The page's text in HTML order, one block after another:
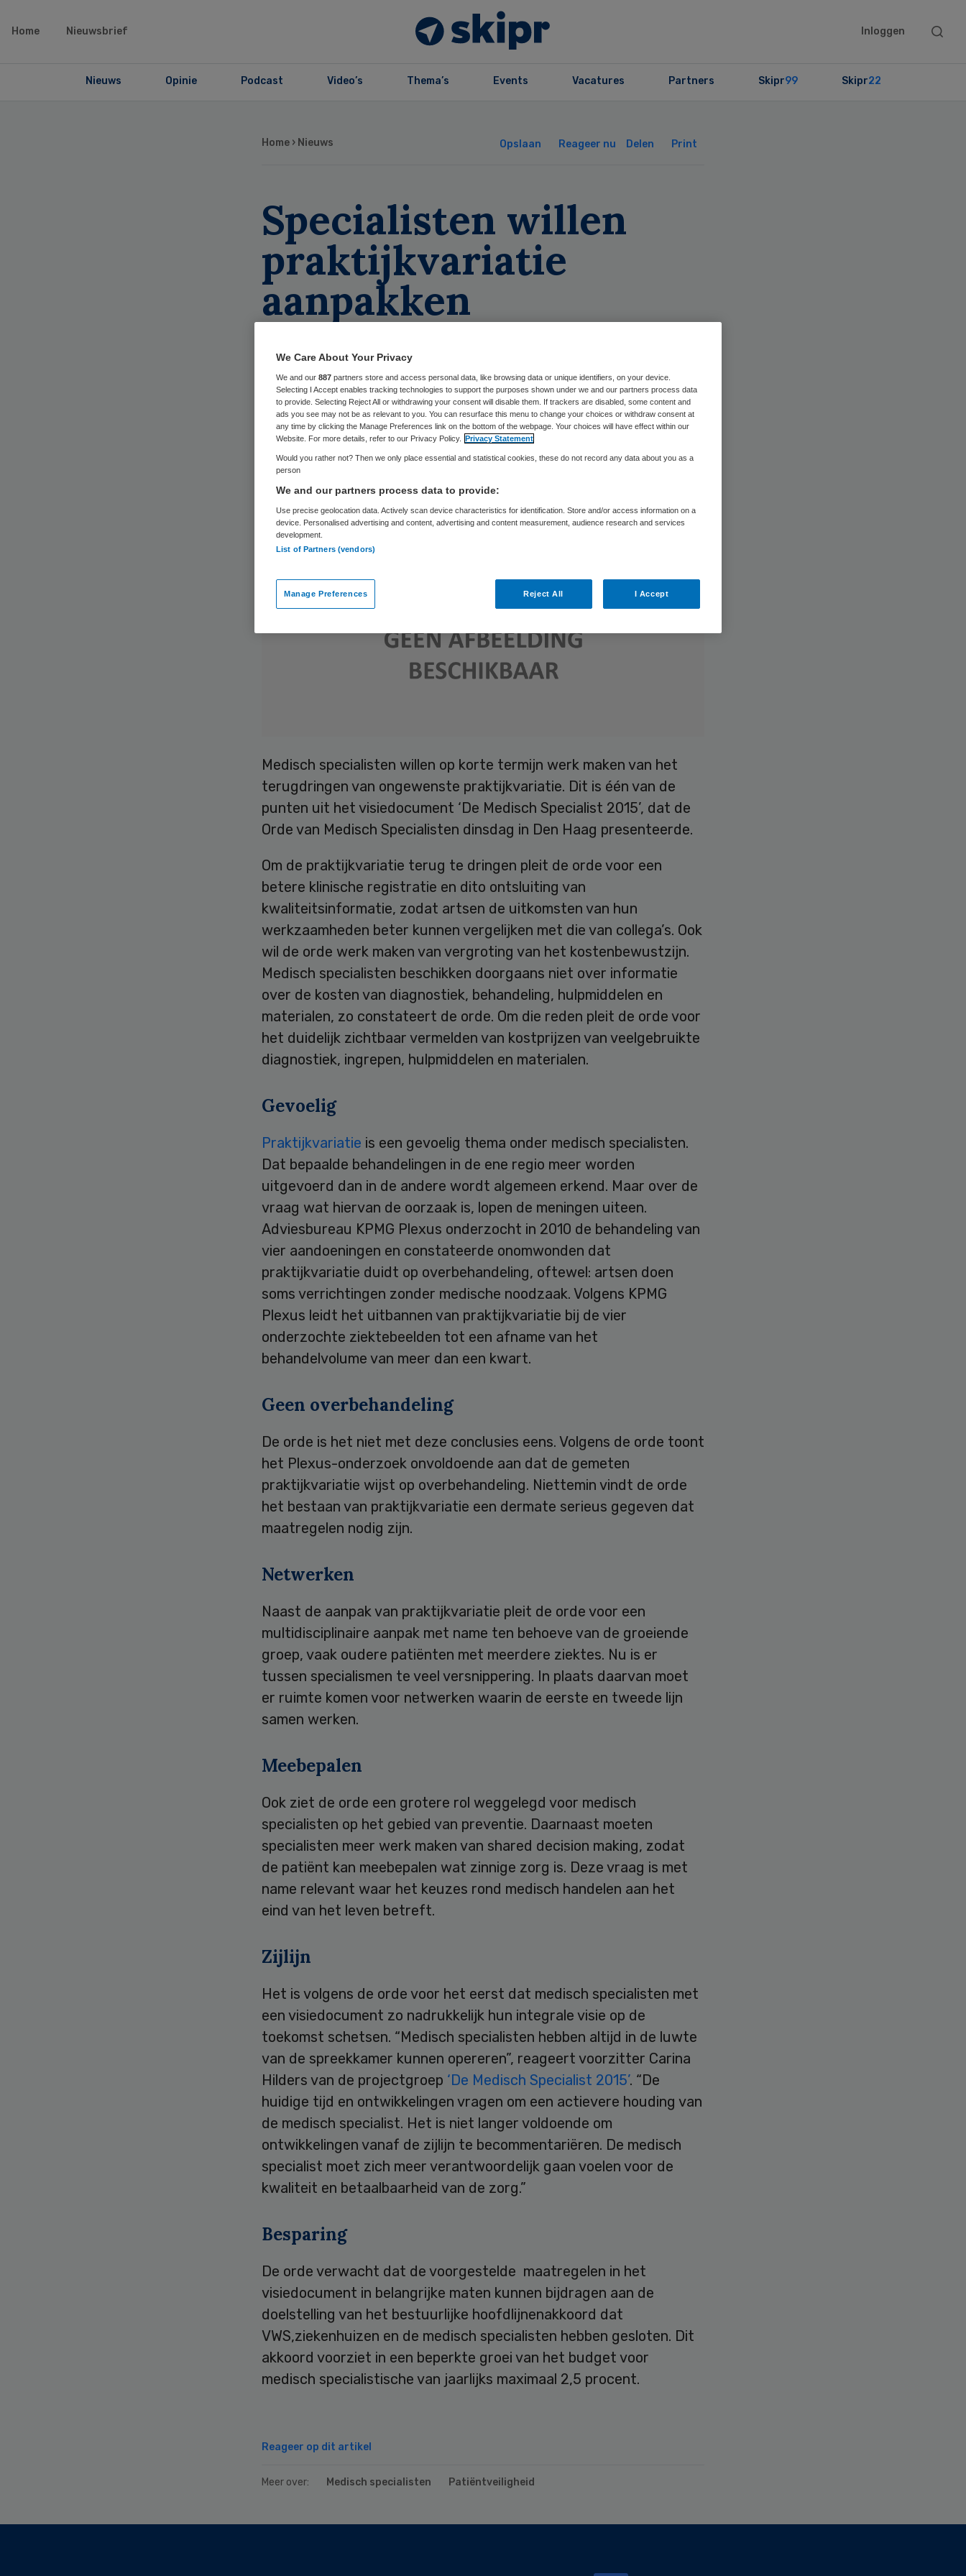
Home Nieuwsbrief Inloggen
Search
Nieuws Opinie Podcast Video’s Thema’s Events Vacatures Partners Skipr99 Skipr22
Home › Nieuws Opslaan Reageer nu Delen Print
Specialisten willen
praktijkvariatie
aanpakken
Philip van de Poel
Medisch specialisten willen op korte termijn werk maken van het
terugdringen van ongewenste praktijkvariatie. Dit is één van de
punten uit het visiedocument ‘De Medisch Specialist 2015’, dat de
Orde van Medisch Specialisten dinsdag in Den Haag presenteerde.
Om de praktijkvariatie terug te dringen pleit de orde voor een
betere klinische registratie en dito ontsluiting van
kwaliteitsinformatie, zodat artsen de uitkomsten van hun
werkzaamheden beter kunnen vergelijken met die van collega’s. Ook
wil de orde werk maken van vergroting van het kostenbewustzijn.
Medisch specialisten beschikken doorgaans niet over informatie
over de kosten van diagnostiek, behandeling, hulpmiddelen en
materialen, zo constateert de orde. Om die reden pleit de orde voor
het duidelijk zichtbaar vermelden van kostprijzen van veelgebruikte
diagnostiek, ingrepen, hulpmiddelen en materialen.
Gevoelig
Praktijkvariatie is een gevoelig thema onder medisch specialisten.
Dat bepaalde behandelingen in de ene regio meer worden
uitgevoerd dan in de andere wordt algemeen erkend. Maar over de
vraag wat hiervan de oorzaak is, lopen de meningen uiteen.
Adviesbureau KPMG Plexus onderzocht in 2010 de behandeling van
vier aandoeningen en constateerde onomwonden dat
praktijkvariatie duidt op overbehandeling, oftewel: artsen doen
soms verrichtingen zonder medische noodzaak. Volgens KPMG
Plexus leidt het uitbannen van praktijkvariatie bij de vier
onderzochte ziektebeelden tot een afname van het
behandelvolume van meer dan een kwart.
Geen overbehandeling
De orde is het niet met deze conclusies eens. Volgens de orde toont
het Plexus-onderzoek onvoldoende aan dat de gemeten
praktijkvariatie wijst op overbehandeling. Niettemin vindt de orde
het bestaan van praktijkvariatie een dermate serieus gegeven dat
maatregelen nodig zijn.
Netwerken
Naast de aanpak van praktijkvariatie pleit de orde voor een
multidisciplinaire aanpak met name ten behoeve van de groeiende
groep, vaak oudere patiënten met meerdere ziektes. Nu is er
tussen specialismen te veel versnippering. In plaats daarvan moet
er ruimte komen voor netwerken waarin de eerste en tweede lijn
samen werken.
Meebepalen
Ook ziet de orde een grotere rol weggelegd voor medisch
specialisten op het gebied van preventie. Daarnaast moeten
specialisten meer werk maken van shared decision making, zodat
de patiënt kan meebepalen wat zinnige zorg is. Deze vraag is met
name relevant waar het keuzes rond medisch handelen aan het
eind van het leven betreft.
Zijlijn
Het is volgens de orde voor het eerst dat medisch specialisten met
een visiedocument zo nadrukkelijk hun integrale visie op de
toekomst schetsen. “Medisch specialisten hebben altijd in de luwte
van de spreekkamer kunnen opereren”, reageert voorzitter Carina
Hilders van de projectgroep ‘De Medisch Specialist 2015’. “De
huidige tijd en ontwikkelingen vragen om een actievere houding van
de medisch specialist. Het is niet langer voldoende om
ontwikkelingen vanaf de zijlijn te becommentariëren. De medisch
specialist moet zich meer verantwoordelijk gaan voelen voor de
kwaliteit en betaalbaarheid van de zorg.”
Besparing
De orde verwacht dat de voorgestelde maatregelen in het
visiedocument in belangrijke maten kunnen bijdragen aan de
doelstelling van het bestuurlijke hoofdlijnenakkoord dat
VWS,ziekenhuizen en de medisch specialisten hebben gesloten. Dit
akkoord voorziet in een beperkte groei van het budget voor
medisch specialistische van jaarlijks maximaal 2,5 procent.
Reageer op dit artikel
Meer over: Medisch specialisten Patiëntveiligheid
Secondary
We Care About Your Privacy
We and our 887 partners store and access personal data, like browsing data or unique identifiers, on your device.
Selecting I Accept enables tracking technologies to support the purposes shown under we and our partners process data
to provide. Selecting Reject All or withdrawing your consent will disable them. If trackers are disabled, some content and
ads you see may not be as relevant to you. You can resurface this menu to change your choices or withdraw consent at
any time by clicking the Manage Preferences link on the bottom of the webpage. Your choices will have effect within our
Website. For more details, refer to our Privacy Policy. Privacy Statement
Would you rather not? Then we only place essential and statistical cookies, these do not record any data about you as a
person
We and our partners process data to provide:
Use precise geolocation data. Actively scan device characteristics for identification. Store and/or access information on a
device. Personalised advertising and content, advertising and content measurement, audience research and services
development.
List of Partners (vendors)
Manage Preferences Reject All I Accept